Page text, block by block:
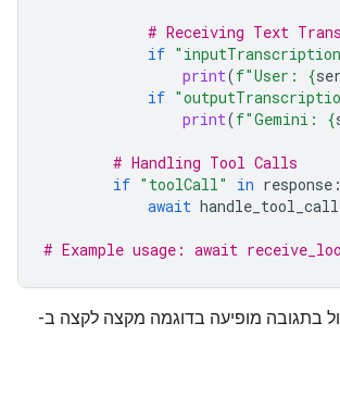
# Receiving Text
if
print(f"User: {
if
print(f"Gemini: {
# Handling Tool Calls
if "toolCall" in response :
await handle_tool_call
# Example usage: await
בתגובה מופיעה בדוגמה מקצה לקצה ב-